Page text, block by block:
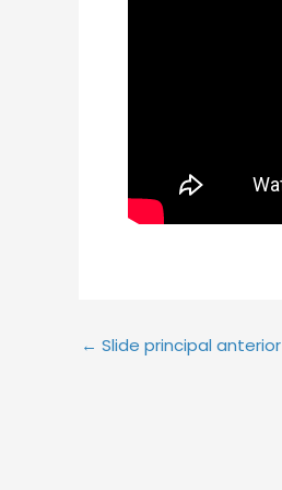
← Slide principal anterior